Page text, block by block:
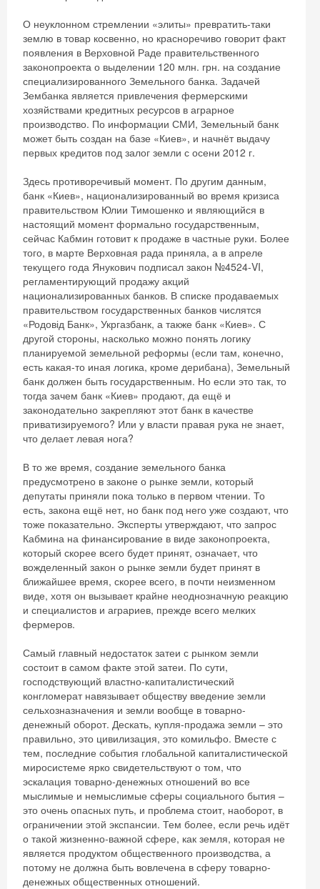
О неуклонном стремлении «элиты» превратить-таки
землю в товар косвенно, но красноречиво говорит факт
появления в Верховной Раде правительственного
законопроекта о выделении 120 млн. грн. на создание
специализированного Земельного банка. Задачей
Зембанка является привлечения фермерскими
хозяйствами кредитных ресурсов в аграрное
производство. По информации СМИ, Земельный банк
может быть создан на базе «Киев», и начнёт выдачу
первых кредитов под залог земли с осени 2012 г.
Здесь противоречивый момент. По другим данным,
банк «Киев», национализированный во время кризиса
правительством Юлии Тимошенко и являющийся в
настоящий момент формально государственным,
сейчас Кабмин готовит к продаже в частные руки. Более
того, в марте Верховная рада приняла, а в апреле
текущего года Янукович подписал закон №4524-VI,
регламентирующий продажу акций
национализированных банков. В списке продаваемых
правительством государственных банков числятся
«Родовід Банк», Укргазбанк, а также банк «Киев». С
другой стороны, насколько можно понять логику
планируемой земельной реформы (если там, конечно,
есть какая-то иная логика, кроме дерибана), Земельный
банк должен быть государственным. Но если это так, то
тогда зачем банк «Киев» продают, да ещё и
законодательно закрепляют этот банк в качестве
приватизируемого? Или у власти правая рука не знает,
что делает левая нога?
В то же время, создание земельного банка
предусмотрено в законе о рынке земли, который
депутаты приняли пока только в первом чтении. То
есть, закона ещё нет, но банк под него уже создают, что
тоже показательно. Эксперты утверждают, что запрос
Кабмина на финансирование в виде законопроекта,
который скорее всего будет принят, означает, что
вожделенный закон о рынке земли будет принят в
ближайшее время, скорее всего, в почти неизменном
виде, хотя он вызывает крайне неоднозначную реакцию
и специалистов и аграриев, прежде всего мелких
фермеров.
Самый главный недостаток затеи с рынком земли
состоит в самом факте этой затеи. По сути,
господствующий властно-капиталистический
конгломерат навязывает обществу введение земли
сельхозназначения и земли вообще в товарно-
денежный оборот. Дескать, купля-продажа земли – это
правильно, это цивилизация, это комильфо. Вместе с
тем, последние события глобальной капиталистической
миросистеме ярко свидетельствуют о том, что
эскалация товарно-денежных отношений во все
мыслимые и немыслимые сферы социального бытия –
это очень опасных путь, и проблема стоит, наоборот, в
ограничении этой экспансии. Тем более, если речь идёт
о такой жизненно-важной сфере, как земля, которая не
является продуктом общественного производства, а
потому не должна быть вовлечена в сферу товарно-
денежных общественных отношений.